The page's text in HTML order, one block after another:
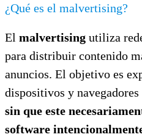
¿Qué es el malvertising?
El malvertising utiliza
para distribuir contenido
anuncios. El objetivo es
dispositivos y navegadores
sin que este
software